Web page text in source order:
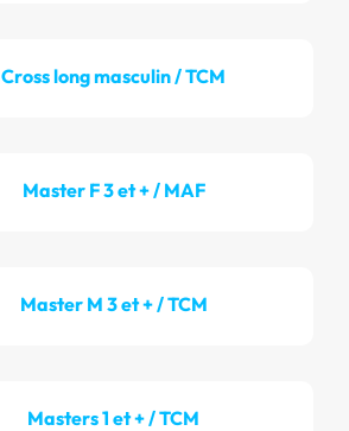
Cross long masculin / TCM
Master F 3 et + / MAF
Master M 3 et + / TCM
Masters 1 et + / TCM